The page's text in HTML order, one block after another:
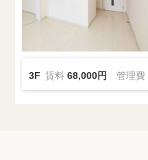
3F 賃料68,000円 管理費